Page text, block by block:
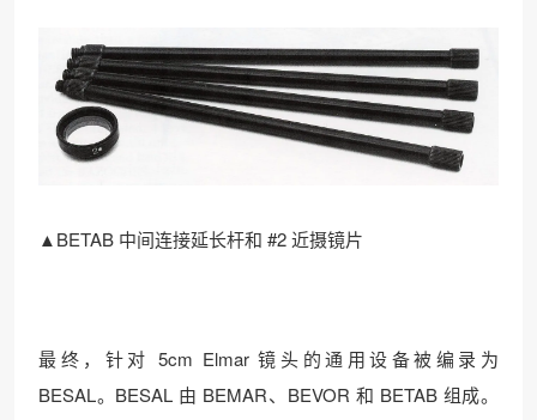
▲BETAB 中间连接延长杆和 #2 近摄镜片
最终，针对 5cm Elmar 镜头的通用设备被编录为
BESAL。BESAL 由 BEMAR、BEVOR 和 BETAB 组成。